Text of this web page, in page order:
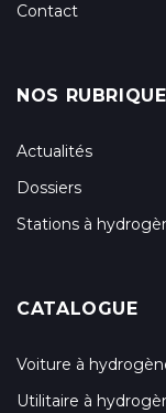
Contact
NOS
Actualités
Dossiers
Stations à
CATALOGUE
Voiture à
Utilitaire à